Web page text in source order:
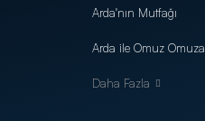
Arda'nın Mutfağı
Arda ile Omuz Omuza
Daha Fazla